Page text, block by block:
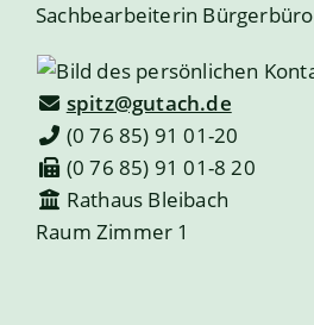
Sachbearbeiterin Bürgerbüro
spitz@gutach.de
(0 76 85) 91 01-20
(0 76 85) 91 01-8 20
Rathaus Bleibach
Raum Zimmer 1